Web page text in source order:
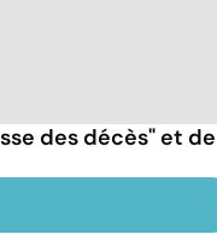
des décès" et de